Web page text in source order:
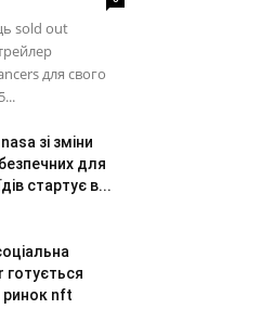
sold out
для свого
зі зміни
для
стартує в...
ринок nft